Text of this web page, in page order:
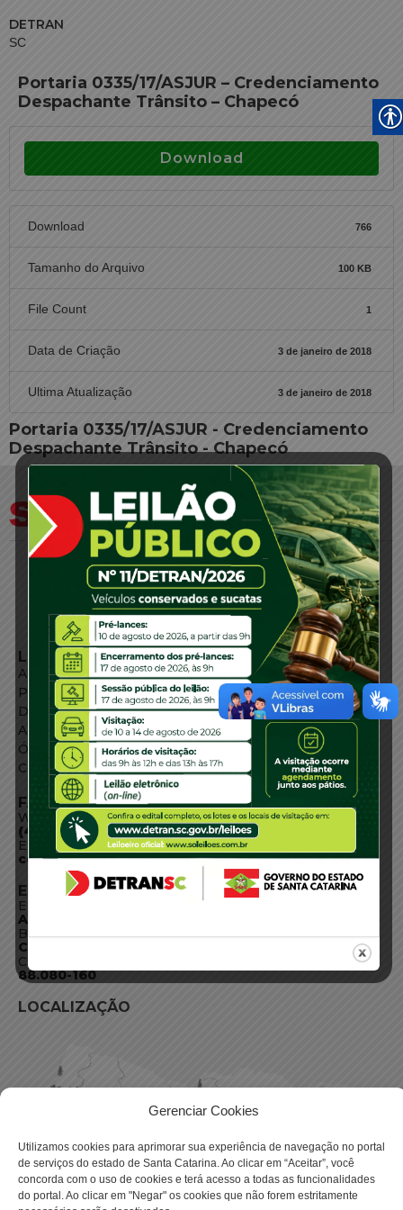
Gerenciar Cookies
Utilizamos cookies para aprimorar sua experiência de navegação no portal
de serviços do estado de Santa Catarina. Ao clicar em “Aceitar”, você
concorda com o uso de cookies e terá acesso a todas as funcionalidades
do portal. Ao clicar em "Negar" os cookies que não forem estritamente
DETRAN
SC
Portaria 0335/17/ASJUR – Credenciamento
Despachante Trânsito – Chapecó
Download
Download 766
Tamanho do Arquivo 100 KB
File Count 1
Data de Criação 3 de janeiro de 2018
Ultima Atualização 3 de janeiro de 2018
Portaria 0335/17/ASJUR - Credenciamento
Despachante Trânsito - Chapecó
LINKS EXTERNOS
Agência de Notícias
Portal de Serviços
Diário Oficial
Acesso à Informação
Órgãos do Governo
Conheça SC
FALE CONOSCO
WhatsApp:
(48) 3664-1800
E-mail:
centraldeinformacoes@detran.sc.gov.br
ENDEREÇO
Endereço:
Av. Almirante Tamandaré - 480
Bairro:
Coqueiros, Florianópolis SC
CEP:
88.080-160
LOCALIZAÇÃO